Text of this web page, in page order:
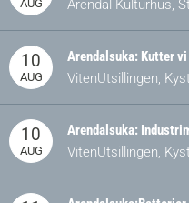
AUG
10
AUG
VitenUtsillingen,
10
AUG
Arendalsuka:
VitenUtsillingen,